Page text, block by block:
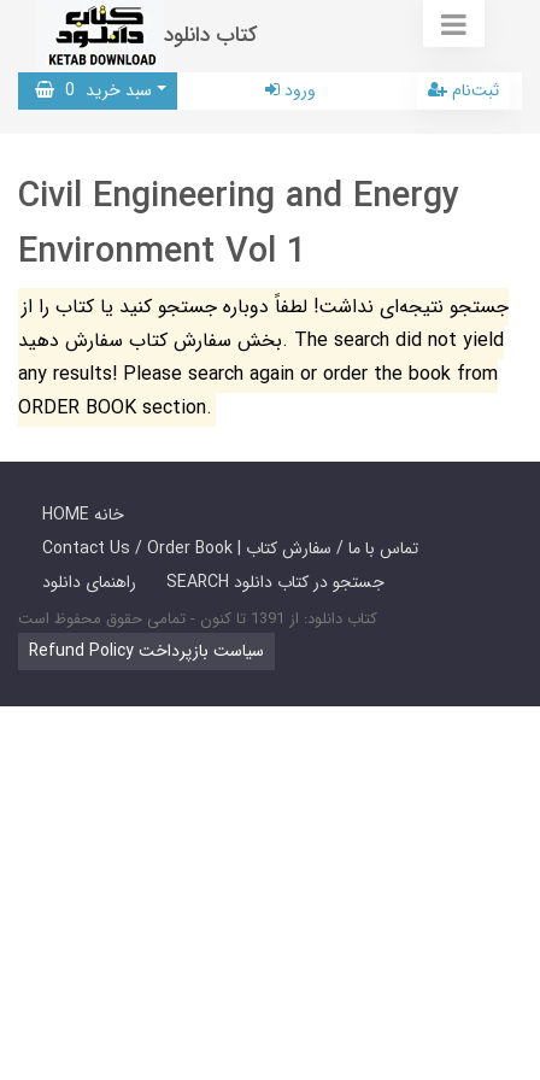
کتاب دانلود
سبد خرید 0 ورود ثبت‌نام
Civil Engineering and Energy
Environment Vol 1
جستجو نتیجه‌ای نداشت! لطفاً دوباره جستجو کنید یا کتاب را از
بخش سفارش کتاب سفارش دهید. The search did not yield
any results! Please search again or order the book from
ORDER BOOK section.
HOME خانه
Contact Us / Order Book | تماس با ما / سفارش کتاب
راهنمای دانلود
SEARCH جستجو در کتاب دانلود
کتاب دانلود: از 1391 تا کنون - تمامی حقوق محفوظ است
Refund Policy سیاست بازپرداخت